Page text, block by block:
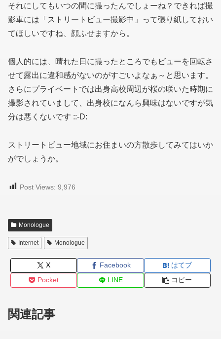
それにしてもいつの間に撮ったんでしょーね？できれば撮
影車には「ストリートビュー撮影中」って張り紙しておい
てほしいですね、顔ふせますから。
個人的には、晴れた日に撮ったところでもビューを回転さ
せて露出に違和感がないのがすごいよなぁ～と思います。
さらにプライベートでは出身高校周辺が桜の咲いた時期に
撮影されていまして、出身校になんら興味はないですが気
分は悪くないです ::-D:
ストリートビュー地域にお住まいの方散歩してみてはいか
がでしょうか。
Post Views: 9,976
Monologue
Internet Monologue
X Facebook
はてブ
Pocket
LINE コピー
関連記事